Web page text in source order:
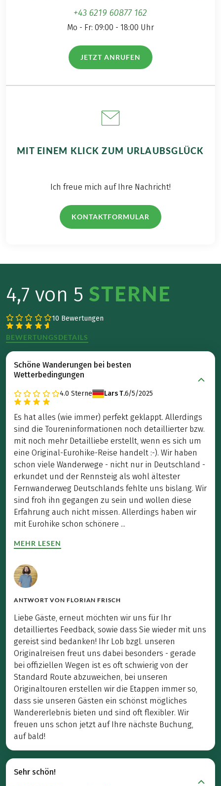
+43 6219 60877 162
Mo - Fr: 09:00 - 18:00 Uhr
JETZT ANRUFEN(LINK ÖFFNET IN NEUEM TAB)
MIT EINEM KLICK ZUM URLAUBSGLÜCK
Ich freue mich auf Ihre Nachricht!
KONTAKTFORMULAR
4,7 von 5 STERNE
10 Bewertungen
BEWERTUNGSDETAILS
Schöne Wanderungen bei besten
Wetterbedingungen
4.0 Sterne Lars T.6/5/2025
Es hat alles (wie immer) perfekt geklappt. Allerdings
sind die Toureninformationen noch detaillierter bzw.
mit noch mehr Detailliebe erstellt, wenn es sich um
eine Original-Eurohike-Reise handelt :-). Wir haben
schon viele Wanderwege - nicht nur in Deutschland -
erkundet und der Rennsteig als wohl ältester
Fernwanderweg Deutschlands fehlte uns bislang. Wir
sind froh ihn gegangen zu sein und wollen diese
Erfahrung auch nicht missen. Allerdings haben wir
mit Eurohike schon schönere ...
MEHR LESEN
ANTWORT VON FLORIAN FRISCH
Liebe Gäste, erneut möchten wir uns für Ihr
detailliertes Feedback, sowie dass Sie wieder mit uns
gereist sind bedanken! Ihr Lob bzgl. unseren
Originalreisen freut uns dabei besonders - gerade
bei offiziellen Wegen ist es oft schwierig von der
Standard Route abzuweichen, bei unseren
Originaltouren erstellen wir die Etappen immer so,
dass sie unseren Gästen ein schönst mögliches
Wandererlebnis bieten und sind oft flexibler. Wir
freuen uns schon jetzt auf Ihre nächste Buchung,
auf bald!
Sehr schön!